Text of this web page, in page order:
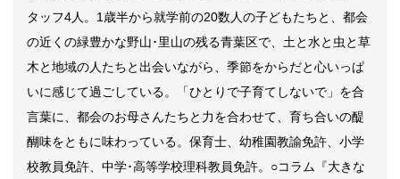
タッフ4人。 1 歳半から就学前の20数人の子どもたちと、都会
の近くの緑豊かな野山･里山の残る青葉区で、土と水と虫と草
木と地域の人たちと出会いながら、季節をからだと心いっぱ
いに感じて過ごしている。「ひとりで子育てしないで」を合
言葉に、都会のお母さんたちと力を合わせて、育ち合いの醍
醐味をともに味わっている。保育士、幼稚園教諭免許、小学
校教員免許、中学･高等学校理科教員免許。○コラム『大きな